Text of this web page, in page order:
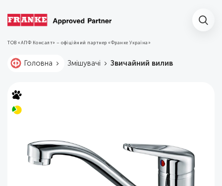
ТОВ «АПФ Консалт» – офіційний партнер «Франке Україна»
Головна Змішувачі Звичайний вилив